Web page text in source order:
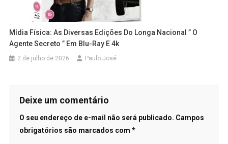
Mídia Física: As Diversas Edições Do Longa Nacional ” O
Agente Secreto ” Em Blu-Ray E 4k
2 de julho de 2026 Paulo José
Deixe um comentário
O seu endereço de e-mail não será publicado. Campos
obrigatórios são marcados com *